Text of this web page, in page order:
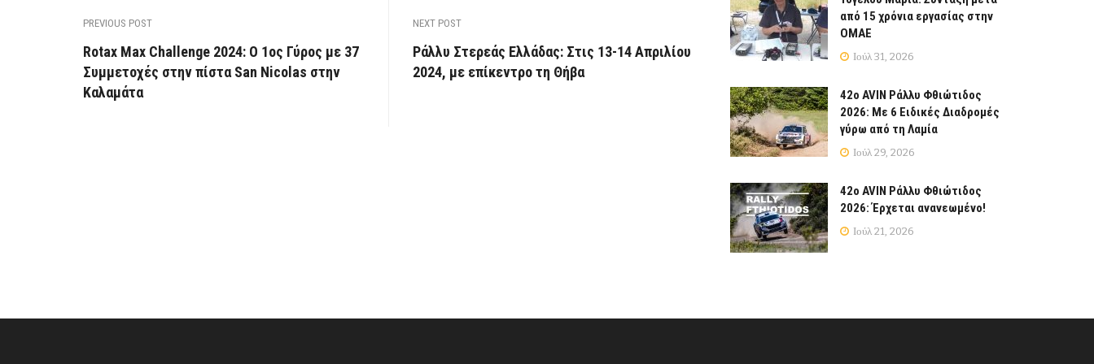
PREVIOUS POST
Rotax Max Challenge 2024: Ο 1ος Γύρος με 37
Συμμετοχές στην πίστα San Nicolas στην
Καλαμάτα
NEXT POST
Ράλλυ Στερεάς Ελλάδας: Στις 13-14 Απριλίου
2024, με επίκεντρο τη Θήβα
από 15 χρόνια εργασίας στην
ΟΜΑΕ
Ιούλ 31, 2026
42ο AVIN Ράλλυ Φθιώτιδος
2026: Με 6 Ειδικές Διαδρομές
γύρω από τη Λαμία
Ιούλ 29, 2026
42ο AVIN Ράλλυ Φθιώτιδος
2026: Έρχεται ανανεωμένο!
Ιούλ 21, 2026